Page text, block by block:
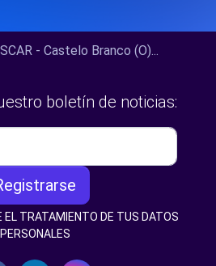
- Castelo Branco (O)...
boletín de noticias:
EL TRATAMIENTO DE TUS DATOS
PERSONALES